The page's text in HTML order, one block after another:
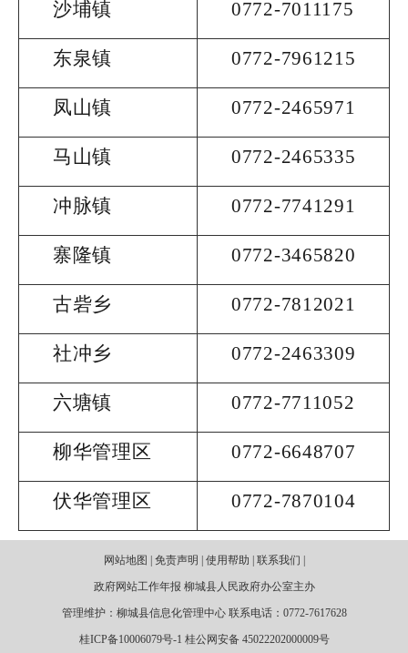
沙埔镇 0772-7011175
东泉镇 0772-7961215
凤山镇 0772-2465971
马山镇 0772-2465335
冲脉镇 0772-7741291
寨隆镇 0772-3465820
古砦乡 0772-7812021
社冲乡 0772-2463309
六塘镇 0772-7711052
柳华管理区 0772-6648707
伏华管理区 0772-7870104
网站地图 | 免责声明 | 使用帮助 | 联系我们 |
政府网站工作年报 柳城县人民政府办公室主办
管理维护：柳城县信息化管理中心 联系电话：0772-7617628
桂ICP备10006079号-1 桂公网安备 45022202000009号